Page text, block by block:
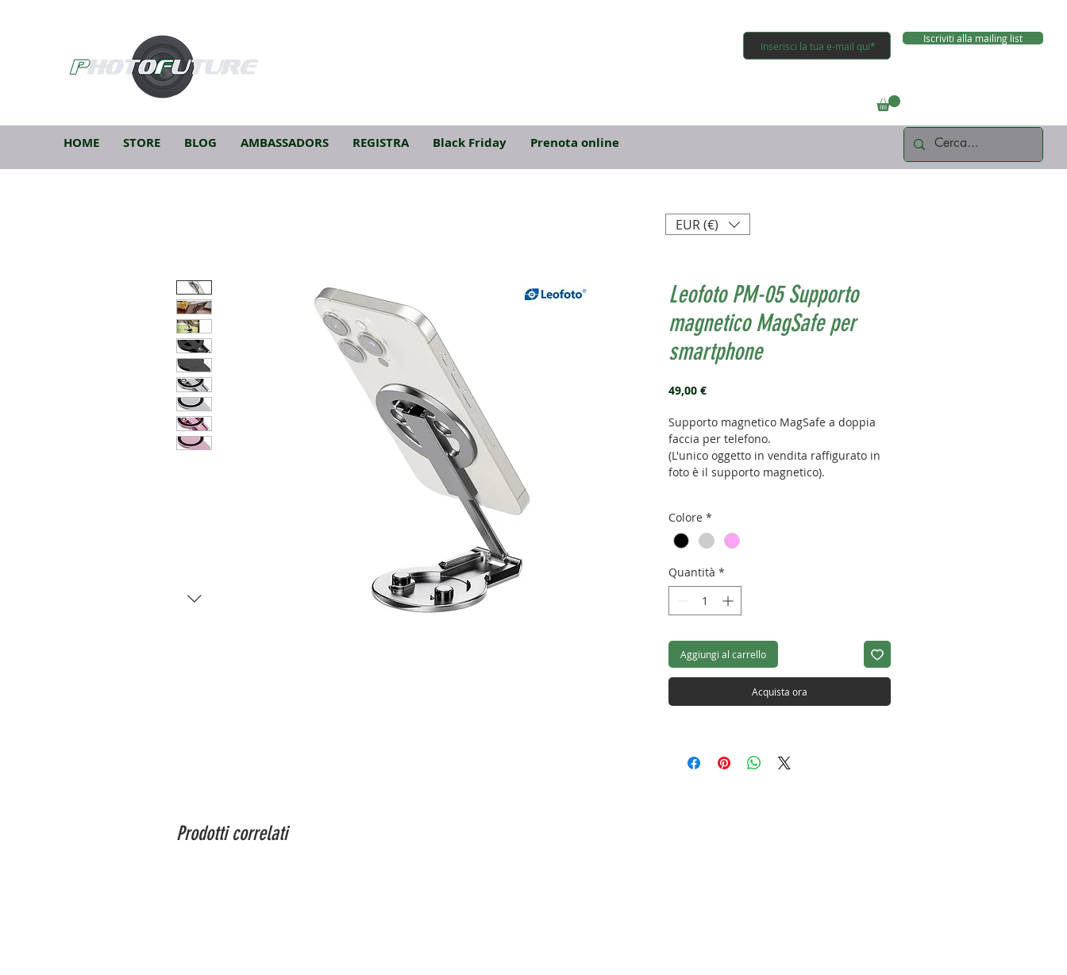
HOME STORE BLOG AMBASSADORS REGISTRA Black Friday Prenota online
Iscriviti alla mailing list
Leofoto PM-05 Supporto
magnetico MagSafe per
smartphone
49,00 €Prezzo
Supporto magnetico MagSafe a doppia
faccia per telefono.
(L'unico oggetto in vendita raffigurato in
foto è il supporto magnetico).
Peso: 63g
Colore *
Quantità *
Aggiungi al carrello
Acquista ora
EUR (€)
Prodotti correlati